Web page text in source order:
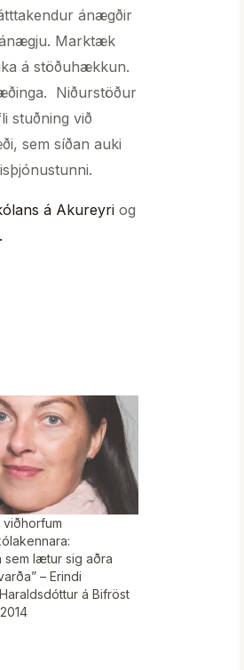
ánægðir
Marktæk
á stöðuhækkun.
Niðurstöður
stuðning við
sem síðan auki
á Akureyri og
viðhorfum
sem lætur sig aðra
– Erindi
á Bifröst